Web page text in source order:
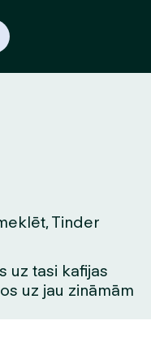
Tinder
uz tasi kafijas
uz jau zināmām